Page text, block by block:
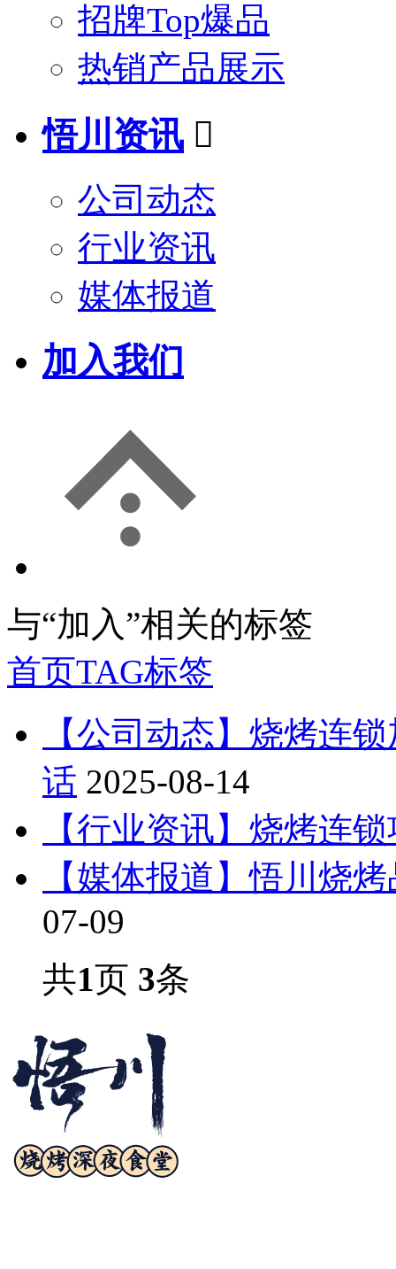
招牌Top爆品
热销产品展示
悟川资讯 
公司动态
行业资讯
媒体报道
加入我们
与“加入”相关的标签
首页TAG标签
【公司动态】烧烤连
话 2025-08-14
【行业资讯】烧烤连
【媒体报道】悟川烧
07-09
共1页 3条